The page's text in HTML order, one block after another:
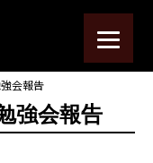
会報告
強会報告